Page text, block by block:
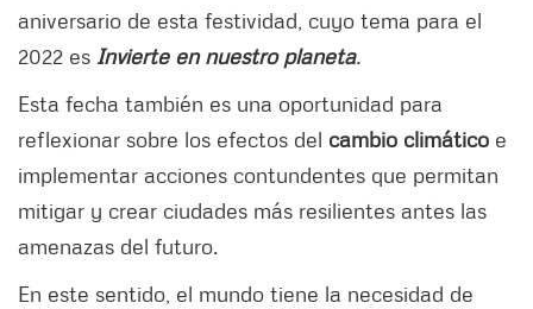
aniversario de esta festividad, cuyo tema para el
2022 es Invierte en nuestro planeta.
Esta fecha también es una oportunidad para
reflexionar sobre los efectos del cambio climático e
implementar acciones contundentes que permitan
mitigar y crear ciudades más resilientes antes las
amenazas del futuro.
En este sentido, el mundo tiene la necesidad de